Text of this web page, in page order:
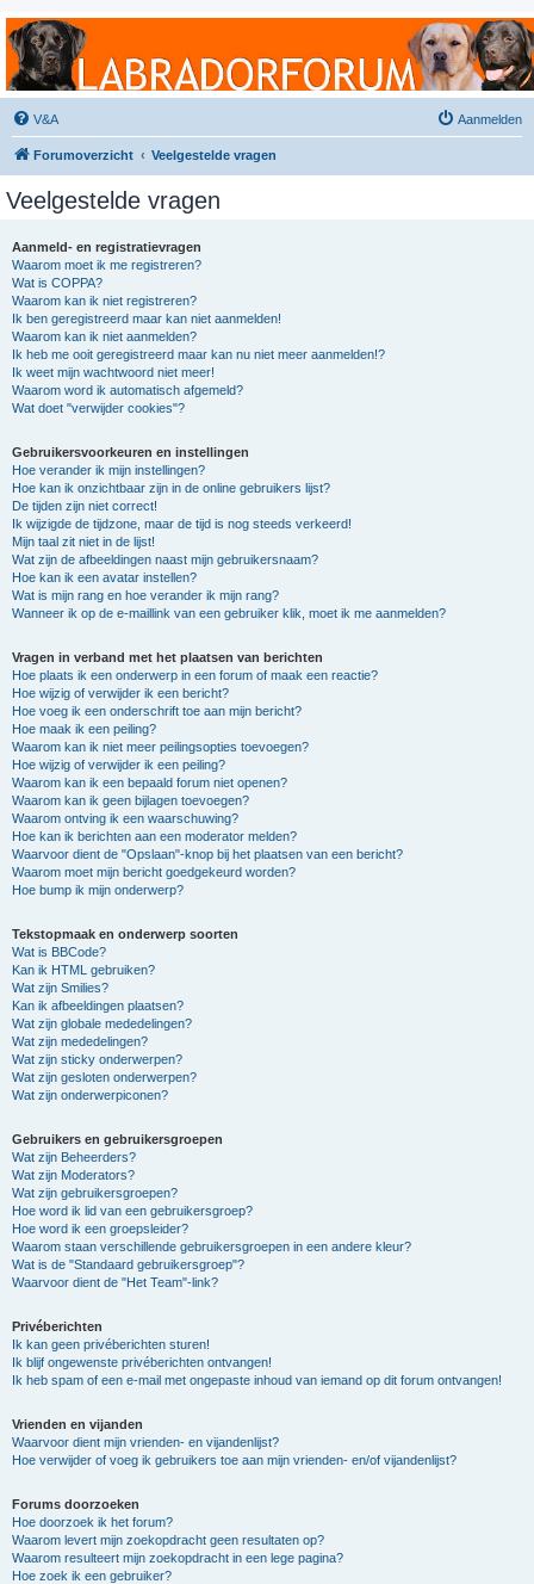
Labradorforum
Het gezelligste Labradorforum van Nederland en België!
V&A Aanmelden
Forumoverzicht Veelgestelde vragen
Veelgestelde vragen
Aanmeld- en registratievragen
Waarom moet ik me registreren?
Wat is COPPA?
Waarom kan ik niet registreren?
Ik ben geregistreerd maar kan niet aanmelden!
Waarom kan ik niet aanmelden?
Ik heb me ooit geregistreerd maar kan nu niet meer aanmelden!?
Ik weet mijn wachtwoord niet meer!
Waarom word ik automatisch afgemeld?
Wat doet "verwijder cookies"?
Gebruikersvoorkeuren en instellingen
Hoe verander ik mijn instellingen?
Hoe kan ik onzichtbaar zijn in de online gebruikers lijst?
De tijden zijn niet correct!
Ik wijzigde de tijdzone, maar de tijd is nog steeds verkeerd!
Mijn taal zit niet in de lijst!
Wat zijn de afbeeldingen naast mijn gebruikersnaam?
Hoe kan ik een avatar instellen?
Wat is mijn rang en hoe verander ik mijn rang?
Wanneer ik op de e-maillink van een gebruiker klik, moet ik me aanmelden?
Vragen in verband met het plaatsen van berichten
Hoe plaats ik een onderwerp in een forum of maak een reactie?
Hoe wijzig of verwijder ik een bericht?
Hoe voeg ik een onderschrift toe aan mijn bericht?
Hoe maak ik een peiling?
Waarom kan ik niet meer peilingsopties toevoegen?
Hoe wijzig of verwijder ik een peiling?
Waarom kan ik een bepaald forum niet openen?
Waarom kan ik geen bijlagen toevoegen?
Waarom ontving ik een waarschuwing?
Hoe kan ik berichten aan een moderator melden?
Waarvoor dient de "Opslaan"-knop bij het plaatsen van een bericht?
Waarom moet mijn bericht goedgekeurd worden?
Hoe bump ik mijn onderwerp?
Tekstopmaak en onderwerp soorten
Wat is BBCode?
Kan ik HTML gebruiken?
Wat zijn Smilies?
Kan ik afbeeldingen plaatsen?
Wat zijn globale mededelingen?
Wat zijn mededelingen?
Wat zijn sticky onderwerpen?
Wat zijn gesloten onderwerpen?
Wat zijn onderwerpiconen?
Gebruikers en gebruikersgroepen
Wat zijn Beheerders?
Wat zijn Moderators?
Wat zijn gebruikersgroepen?
Hoe word ik lid van een gebruikersgroep?
Hoe word ik een groepsleider?
Waarom staan verschillende gebruikersgroepen in een andere kleur?
Wat is de "Standaard gebruikersgroep"?
Waarvoor dient de "Het Team"-link?
Privéberichten
Ik kan geen privéberichten sturen!
Ik blijf ongewenste privéberichten ontvangen!
Ik heb spam of een e-mail met ongepaste inhoud van iemand op dit forum ontvangen!
Vrienden en vijanden
Waarvoor dient mijn vrienden- en vijandenlijst?
Hoe verwijder of voeg ik gebruikers toe aan mijn vrienden- en/of vijandenlijst?
Forums doorzoeken
Hoe doorzoek ik het forum?
Waarom levert mijn zoekopdracht geen resultaten op?
Waarom resulteert mijn zoekopdracht in een lege pagina?
Hoe zoek ik een gebruiker?